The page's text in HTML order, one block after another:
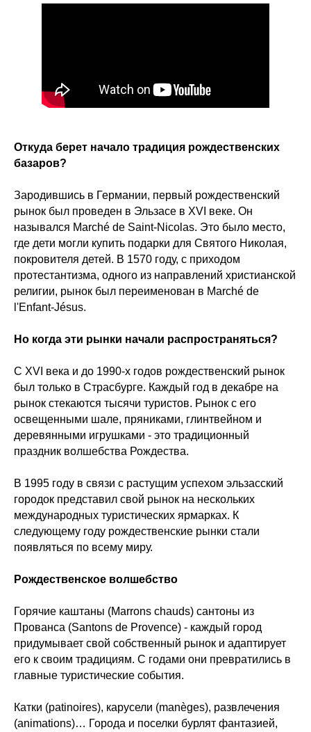
Откуда берет начало традиция рождественских
базаров?
Зародившись в Германии, первый рождественский
рынок был проведен в Эльзасе в XVI веке. Он
назывался Marché de Saint-Nicolas. Это было место,
где дети могли купить подарки для Святого Николая,
покровителя детей. В 1570 году, с приходом
протестантизма, одного из направлений христианской
религии, рынок был переименован в Marché de
l'Enfant-Jésus.
Но когда эти рынки начали распространяться?
С XVI века и до 1990-х годов рождественский рынок
был только в Страсбурге. Каждый год в декабре на
рынок стекаются тысячи туристов. Рынок с его
освещенными шале, пряниками, глинтвейном и
деревянными игрушками - это традиционный
праздник волшебства Рождества.
В 1995 году в связи с растущим успехом эльзасский
городок представил свой рынок на нескольких
международных туристических ярмарках. К
следующему году рождественские рынки стали
появляться по всему миру.
Рождественское волшебство
Горячие каштаны (Marrons chauds) сантоны из
Прованса (Santons de Provence) - каждый город
придумывает свой собственный рынок и адаптирует
его к своим традициям. С годами они превратились в
главные туристические события.
Катки (patinoires), карусели (manèges), развлечения
(animations)… Города и поселки бурлят фантазией,